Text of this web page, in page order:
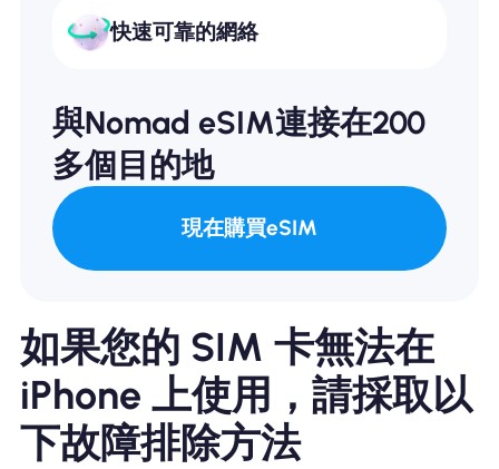
快速可靠的網絡
與Nomad eSIM連接在200
多個目的地
現在購買eSIM
如果您的 SIM 卡無法在
iPhone 上使用，請採取以
下故障排除方法